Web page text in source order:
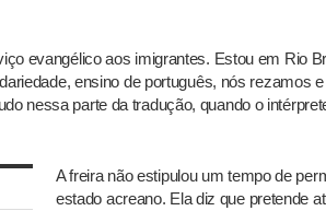
evangélico aos imigrantes. Estou em Rio
ensino de português, nós rezamos
nessa parte da tradução, quando o
A freira não estipulou um tempo de
estado acreano. Ela diz que pretende